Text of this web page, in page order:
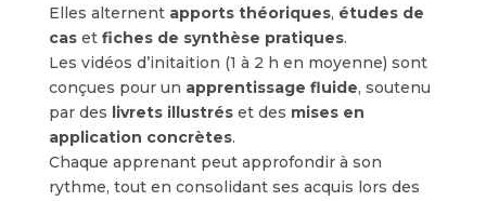
Elles alternent apports théoriques, études de
caset fiches de synthèse pratiques.
Les vidéos d’initaition (1 à 2 h en moyenne) sont
conçues pour un apprentissage fluide, soutenu
par des livrets illustréset des mises en
application concrètes.
Chaque apprenant peut approfondir à son
rythme, tout en consolidant ses acquis lors des